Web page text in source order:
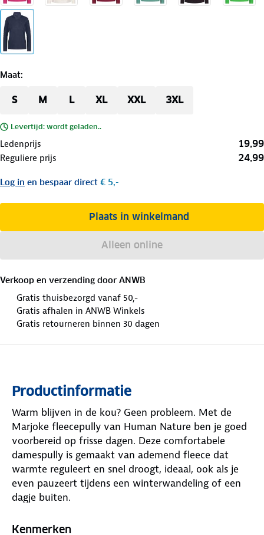
Maat:
S M L XL XXL 3XL
Levertijd: wordt geladen..
Ledenprijs 19,99
Reguliere prijs 24,99
Log in en bespaar direct € 5,-
Plaats in winkelmand
Alleen online
Verkoop en verzending door ANWB
Gratis thuisbezorgd vanaf 50,-
Gratis afhalen in ANWB Winkels
Gratis retourneren binnen 30 dagen
Productinformatie
Warm blijven in de kou? Geen probleem. Met de
Marjoke fleecepully van Human Nature ben je goed
voorbereid op frisse dagen. Deze comfortabele
damespully is gemaakt van ademend fleece dat
warmte reguleert en snel droogt, ideaal, ook als je
even pauzeert tijdens een winterwandeling of een
dagje buiten.
halve rits zorgen ervoor dat je nek goed beschermd
Kenmerken